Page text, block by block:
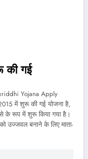
की गई
Yojana Apply
2015 में शुरू की गई योजना है,
के रूप में शुरू किया गया है।
उज्जवल बनाने के लिए माता-